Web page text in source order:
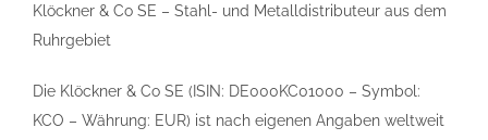
Klöckner & Co SE – Stahl- und Metalldistributeur aus dem
Ruhrgebiet
Die Klöckner & Co SE (ISIN: DE000KC01000 – Symbol:
KCO – Währung: EUR) ist nach eigenen Angaben weltweit